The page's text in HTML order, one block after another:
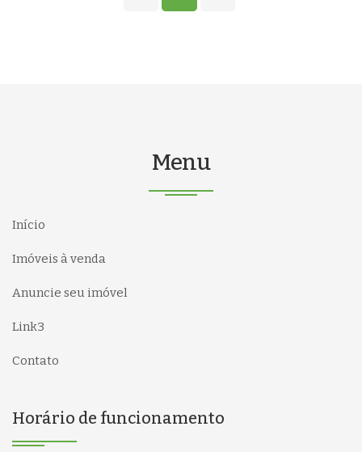
Menu
Início
Imóveis à venda
Anuncie seu imóvel
Link3
Contato
Horário de funcionamento